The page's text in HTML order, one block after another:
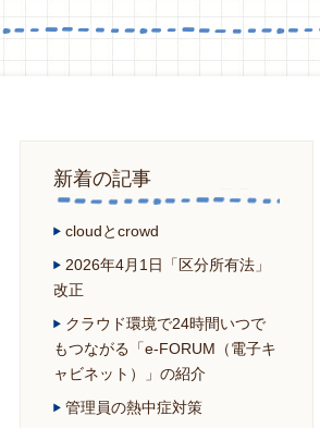
新着の記事
cloudとcrowd
2026年4月1日「区分所有法」
改正
クラウド環境で24時間いつで
もつながる「e-FORUM（電子キ
ャビネット）」の紹介
管理員の熱中症対策